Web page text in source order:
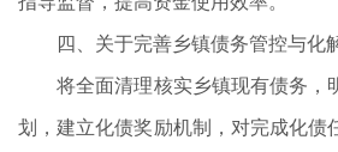
四、关于完善乡镇债务管控与化
将全面清理核实乡镇现有债务，
划，建立化债奖励机制，对完成化债